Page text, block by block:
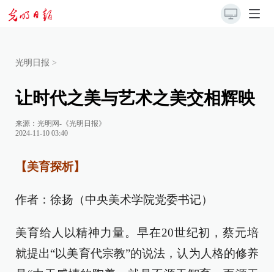
光明日报 >
让时代之美与艺术之美交相辉映
来源： 光明网-《光明日报》
2024-11-10 03:40
【美育探析】
作者：徐扬（中央美术学院党委书记）
美育给人以精神力量。早在20世纪初，蔡元培
就提出“以美育代宗教”的说法，认为人格的修养